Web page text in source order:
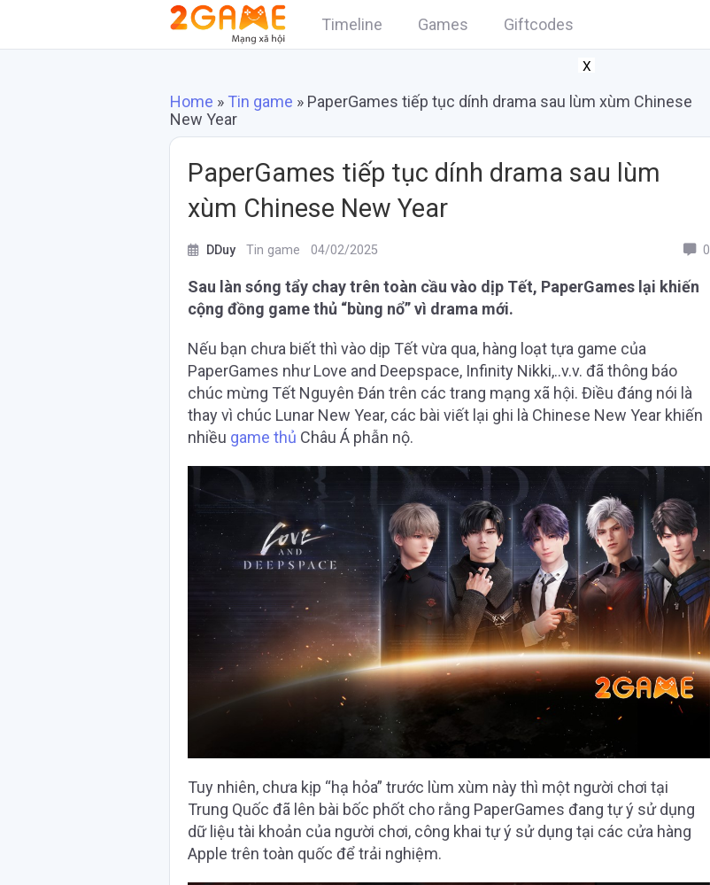
Timeline Games Giftcodes
X
Home » Tin game » PaperGames tiếp tục dính drama sau lùm xùm Chinese
New Year
PaperGames tiếp tục dính drama sau lùm
xùm Chinese New Year
DDuy Tin game 04/02/2025 0
Sau làn sóng tẩy chay trên toàn cầu vào dịp Tết, PaperGames lại khiến
cộng đồng game thủ “bùng nổ” vì drama mới.
Nếu bạn chưa biết thì vào dịp Tết vừa qua, hàng loạt tựa game của
PaperGames như Love and Deepspace, Infinity Nikki,..v.v. đã thông báo
chúc mừng Tết Nguyên Đán trên các trang mạng xã hội. Điều đáng nói là
thay vì chúc Lunar New Year, các bài viết lại ghi là Chinese New Year khiến
nhiều game thủ Châu Á phẫn nộ.
Tuy nhiên, chưa kịp “hạ hỏa” trước lùm xùm này thì một người chơi tại
Trung Quốc đã lên bài bốc phốt cho rằng PaperGames đang tự ý sử dụng
dữ liệu tài khoản của người chơi, công khai tự ý sử dụng tại các cửa hàng
Apple trên toàn quốc để trải nghiệm.